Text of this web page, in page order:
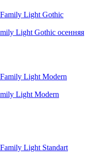
Light Gothic осенняя
Light Modern